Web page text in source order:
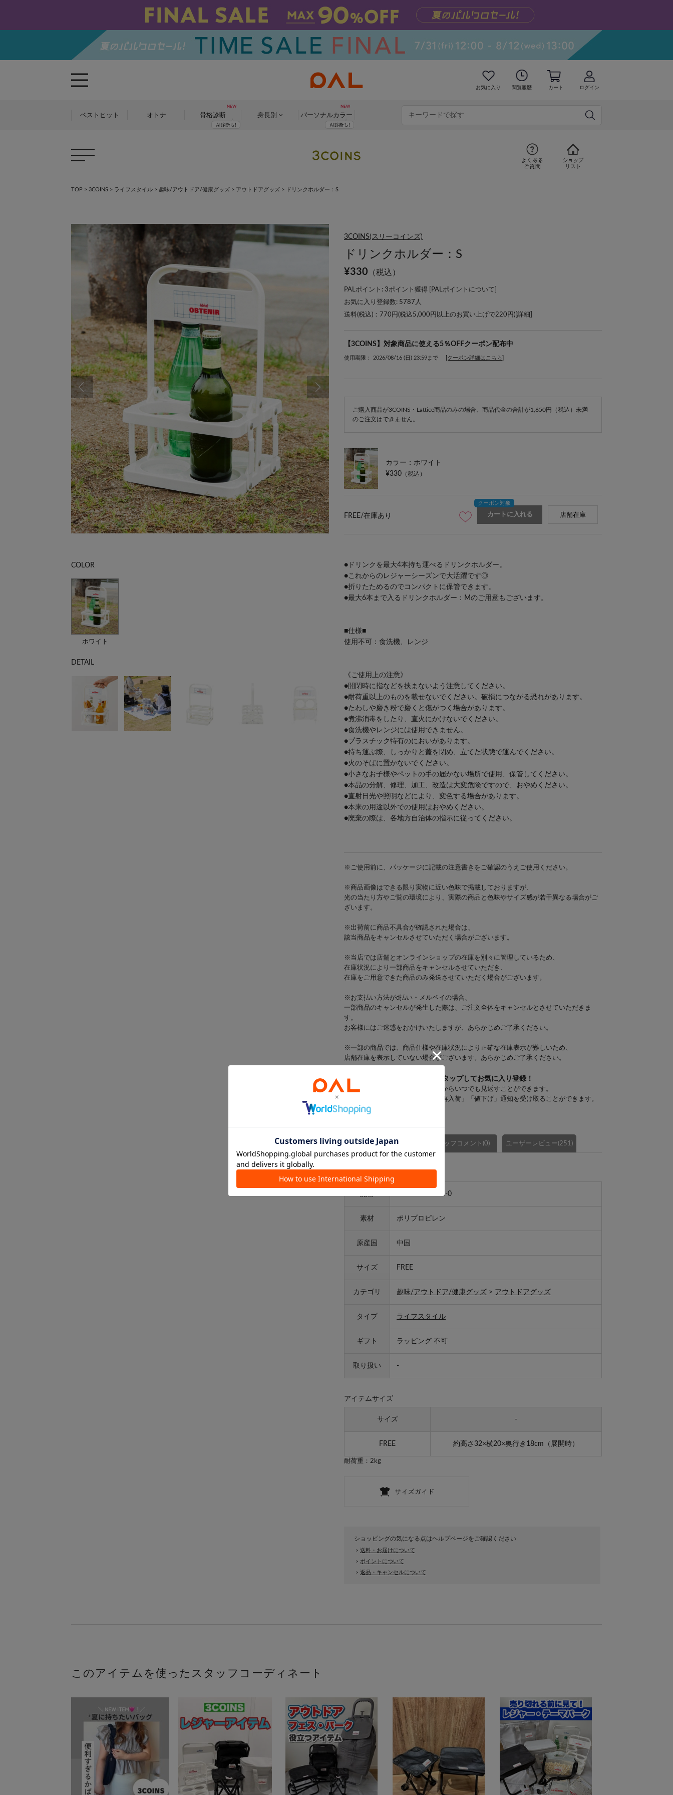
お気に入り 閲覧履歴 カート ログイン
ベストヒット オトナ 骨格診断 身長別 パーソナルカラー
TOP > 3COINS > ライフスタイル > 趣味/アウトドア/健康グッズ > アウトドアグッズ > ドリンクホルダー：S
COLOR
ホワイト
DETAIL
3COINS(スリーコインズ)
ドリンクホルダー：S
¥330 （税込）
PALポイント: 3ポイント獲得 [ PALポイントについて
お気に入り登録数: 5787 人
送料(税込)：770円(税込5,000円以上のお買い上げで220円)[ 詳細
【3COINS】対象商品に使える5％OFFクーポン配布中
使用期限： 2026/08/16 (日) 23:59まで [クーポン詳細はこちら]
ご購入商品が3COINS・Lattice商品のみの場合、商品代金の合計が1,650円（税込）未満
のご注文はできません。
カラー：ホワイト
¥330 （税込）
FREE/在庫あり カートに入れる 店舗在庫
●ドリンクを最大4本持ち運べるドリンクホルダー。
●これからのレジャーシーズンで大活躍です◎
●折りたためるのでコンパクトに保管できます。
●最大6本まで入る ドリンクホルダー：Mのご用意もございます。
■仕様■
使用不可：食洗機、レンジ
《ご使用上の注意》
●開閉時に指などを挟まないよう注意してください。
●耐荷重以上のものを載せないでください。破損につながる恐れがあります。
●たわしや磨き粉で磨くと傷がつく場合があります。
●煮沸消毒をしたり、直火にかけないでください。
●食洗機やレンジには使用できません。
●プラスチック特有のにおいがあります。
●持ち運ぶ際、しっかりと蓋を閉め、立てた状態で運んでください。
●火のそばに置かないでください。
●小さなお子様やペットの手の届かない場所で使用、保管してください。
●本品の分解、修理、加工、改造は大変危険ですので、おやめください。
●直射日光や照明などにより、変色する場合があります。
●本来の用途以外での使用はおやめください。
●廃棄の際は、各地方自治体の指示に従ってください。
※ご使用前に、パッケージに記載の注意書きをご確認のうえご使用ください。
※商品画像はできる限り実物に近い色味で掲載しておりますが、
光の当たり方やご覧の環境により、実際の商品と色味やサイズ感が若干異なる場合がご
ざいます。
※出荷前に商品不具合が確認された場合は、
該当商品をキャンセルさせていただく場合がございます。
※当店では店舗とオンラインショップの在庫を別々に管理しているため、
在庫状況により一部商品をキャンセルさせていただき、
在庫をご用意できた商品のみ発送させていただく場合がございます。
※お支払い方法がd払い・メルペイの場合、
一部商品のキャンセルが発生した際は、ご注文全体をキャンセルとさせていただきま
す。
お客様にはご迷惑をおかけいたしますが、あらかじめご了承ください。
※一部の商品では、商品仕様や在庫状況により正確な在庫表示が難しいため、
店舗在庫を表示していない場合がございます。あらかじめご了承ください。
▼気になるアイテムは「 」をタップしてお気に入り登録！
登録すると「♡（お気に入り）」からいつでも見返すことができます。
登録した商品の「残りわずか」「再入荷」「値下げ」通知を受け取ることができます。
商品詳細 スタッフコメント(0) ユーザーレビュー(251)
2615-LS2PS-08-0
素材 ポリプロピレン
原産国 中国
サイズ FREE
カテゴリ 趣味/アウトドア/健康グッズ > アウトドアグッズ
タイプ ライフスタイル
ギフト ラッピング 不可
取り扱い -
アイテムサイズ
サイズ -
FREE 約高さ32×横20×奥行き18cm（展開時）
耐荷重：2kg
ショッピングの気になる点はヘルプページをご確認ください
> 送料・お届けについて
> ポイントについて
> 返品・キャンセルについて
このアイテムを使ったスタッフコーディネート